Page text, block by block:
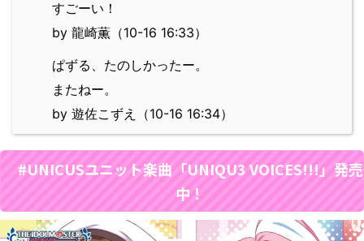
すごーい！
by 龍崎薫（10-16 16:33）
ぱずる、たのしかったー。
またねー。
by 遊佐こずえ（10-16 16:34）
#UNICUSユニット楽曲「UNIQU3 VOICES!!!」発売
中！